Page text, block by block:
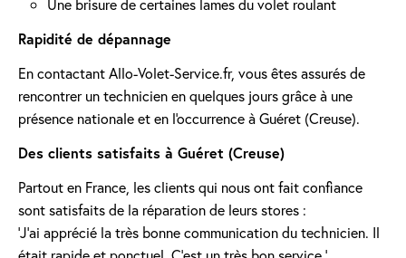
Une brisure de certaines lames du volet roulant
Rapidité de dépannage
En contactant Allo-Volet-Service.fr, vous êtes assurés de
rencontrer un technicien en quelques jours grâce à une
présence nationale et en l'occurrence à Guéret (Creuse).
Des clients satisfaits à Guéret (Creuse)
Partout en France, les clients qui nous ont fait confiance
sont satisfaits de la réparation de leurs stores :
'J’ai apprécié la très bonne communication du technicien. Il